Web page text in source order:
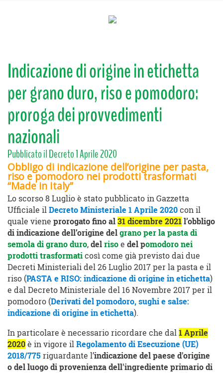
Indicazione di origine in etichetta
per grano duro, riso e pomodoro:
proroga dei provvedimenti
nazionali
Pubblicato il Decreto 1 Aprile 2020
Obbligo di indicazione dell’origine per pasta,
riso e pomodoro nei prodotti trasformati
“Made in Italy”
Lo scorso 8 Luglio è stato pubblicato in Gazzetta
Ufficiale il Decreto Ministeriale 1 Aprile 2020 con il
quale viene prorogato fino al 31 dicembre 2021 l’obbligo
di indicazione dell’origine del grano per la pasta di
semola di grano duro, del riso e del pomodoro nei
prodotti trasformati così come già previsto dai due
Decreti Ministeriali del 26 Luglio 2017 per la pasta e il
riso (PASTA e RISO: indicazione di origine in etichetta)
e dal Decreto Ministeriale del 16 Novembre 2017 per il
pomodoro (Derivati del pomodoro, sughi e salse:
indicazione di origine in etichetta).
In particolare è necessario ricordare che dal 1 Aprile
2020 è in vigore il Regolamento di Esecuzione (UE)
2018/775 riguardante l’indicazione del paese d'origine
o del luogo di provenienza dell'ingrediente primario di